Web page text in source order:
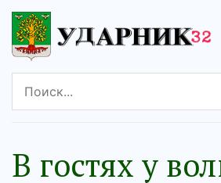
В гостях у